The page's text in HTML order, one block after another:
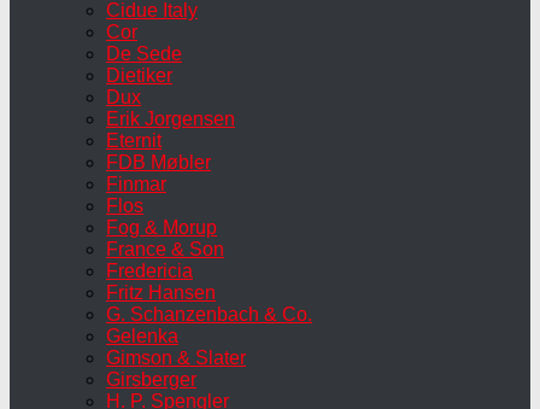
Cidue Italy
Cor
De Sede
Dietiker
Dux
Erik Jorgensen
Eternit
FDB Møbler
Finmar
Flos
Fog & Morup
France & Son
Fredericia
Fritz Hansen
G. Schanzenbach & Co.
Gelenka
Gimson & Slater
Girsberger
H. P. Spengler